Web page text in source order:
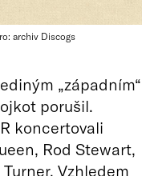
archiv Discogs
„západním“
porušil.
koncertovali
Rod Stewart,
Vzhledem